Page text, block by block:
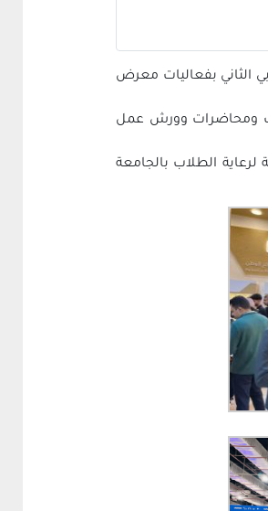
الثاني بفعاليات معرض
ومحاضرات وورش عمل
45 طالب وطالبة بإشراف الادارة العامة لرعاية الطلاب بالجامعة